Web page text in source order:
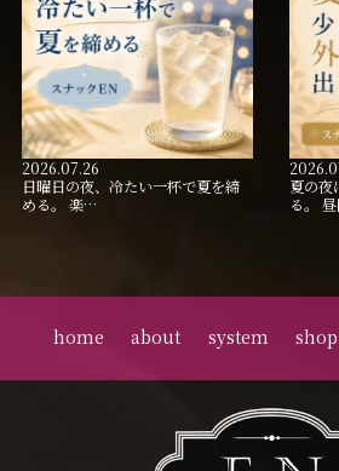
2026.07.26
日曜日の夜、冷たい一杯で夏を締
める。 楽…
夏の夜
る。
home about system